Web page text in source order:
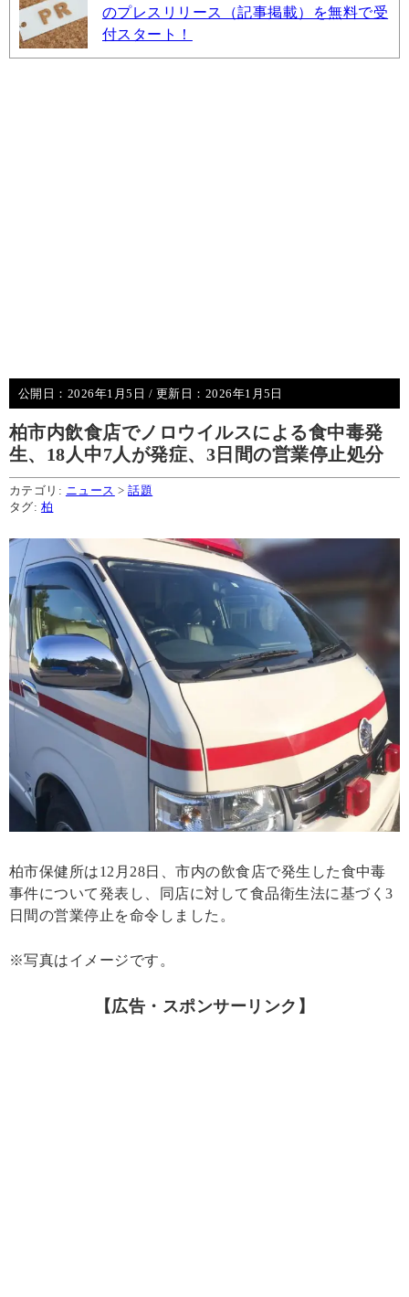
のプレスリリース（記事掲載）を無料で受
付スタート！
公開日： 2026年1月5日 / 更新日： 2026年1月5日
柏市内飲食店でノロウイルスによる食中毒発
生、18人中7人が発症、3日間の営業停止処分
カテゴリ: ニュース >話題
タグ: 柏
柏市保健所は12月28日、市内の飲食店で発生した食中毒
事件について発表し、同店に対して食品衛生法に基づく3
日間の営業停止を命令しました。
※写真はイメージです。
【広告・スポンサーリンク】